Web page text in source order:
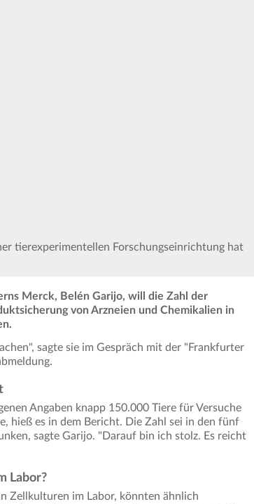
tierexperimentellen Forschungseinrichtung hat
Merck, Belén Garijo, will die Zahl der
von Arzneien und Chemikalien in
sagte sie im Gespräch mit der "Frankfurter
Angaben knapp 150.000 Tiere für Versuche
hieß es in dem Bericht. Die Zahl sei in den fünf
sagte Garijo. "Darauf bin ich stolz. Es reicht
Labor?
Zellkulturen im Labor, könnten ähnlich